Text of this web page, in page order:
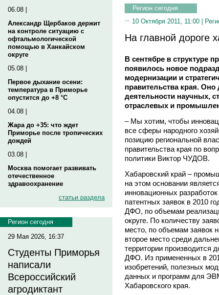
06.08 |
Александр Щербаков держит
на контроле ситуацию с
офтальмологической
помощью в Ханкайском
округе
05.08 |
Первое дыхание осени:
температура в Приморье
опустится до +8 °C
04.08 |
Жара до +35: что ждет
Приморье после тропических
дождей
03.08 |
Москва помогает развивать
отечественное
здравоохранение
статьи раздела
Регион сегодня
29 Мая 2026, 16:37
Студенты Приморья
написали
Всероссийский
агродиктант
Регион сегодня
10 Октября 2011, 11:00 |
На главной дороге
В сентябре в структуре
появилось новое
модернизации и
правительства края.
деятельности научных,
отраслевых и
– Мы хотим, чтобы
все сферы народного
позицию региональной
правительства края по
политики Виктор ЧУДОВ.
Хабаровский край –
на этом основании
инновационных
патентных заявок в 2010
ДФО, по объемам
округе. По количеству
место, по объемам заявок
второе место среди
территории производится
ДФО. Из примененных в
изобретений, полезных
данных и программ для
Хабаровского края.